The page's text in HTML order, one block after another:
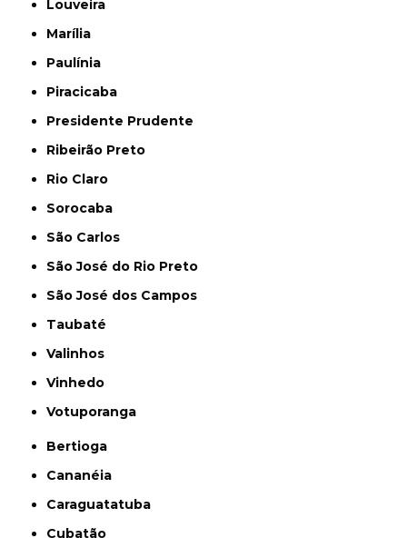
Louveira
Marília
Paulínia
Piracicaba
Presidente Prudente
Ribeirão Preto
Rio Claro
Sorocaba
São Carlos
São José do Rio Preto
São José dos Campos
Taubaté
Valinhos
Vinhedo
Votuporanga
Bertioga
Cananéia
Caraguatatuba
Cubatão